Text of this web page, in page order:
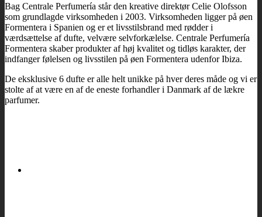
Bag Centrale Perfumería står den kreative direktør Celie Olofsson
som grundlagde virksomheden i 2003. Virksomheden ligger på øen
Formentera i Spanien og er et livsstilsbrand med rødder i
værdsættelse af dufte, velvære selvforkælelse. Centrale Perfumería
Formentera skaber produkter af høj kvalitet og tidløs karakter, der
indfanger følelsen og livsstilen på øen Formentera udenfor Ibiza.
De eksklusive 6 dufte er alle helt unikke på hver deres måde og vi er
stolte af at være en af de eneste forhandler i Danmark af de lækre
parfumer.